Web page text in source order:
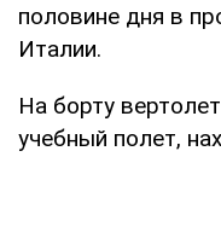
половине дня в
Италии.
На борту
учебный полет,